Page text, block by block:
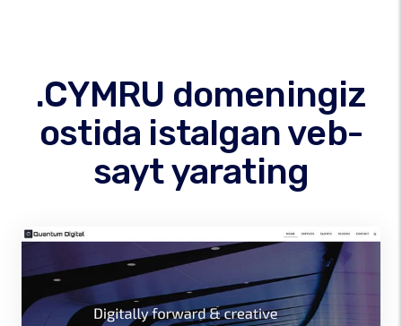
.CYMRU domeningiz
ostida istalgan veb-
sayt yarating